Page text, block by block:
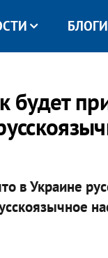
БЛОГИ
будет
в Украине